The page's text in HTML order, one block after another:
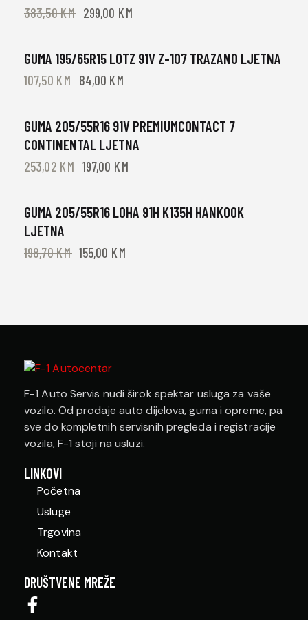
383,50KM 299,00 KM
-92%
GUMA 195/65R15 LOTZ 91V Z-107 TRAZANO LJETNA
107,50KM 84,00 KM
-22%
GUMA 205/55R16 91V PREMIUMCONTACT 7
CONTINENTAL LJETNA
253,02KM 197,00 KM
-22%
GUMA 205/55R16 LOHA 91H K135H HANKOOK
LJETNA
198,70KM 155,00 KM
F-1 Auto Servis nudi širok spektar usluga za vaše
vozilo. Od prodaje auto dijelova, guma i opreme, pa
sve do kompletnih servisnih pregleda i registracije
vozila, F-1 stoji na usluzi.
LINKOVI
Početna
Usluge
Trgovina
Kontakt
DRUŠTVENE MREŽE